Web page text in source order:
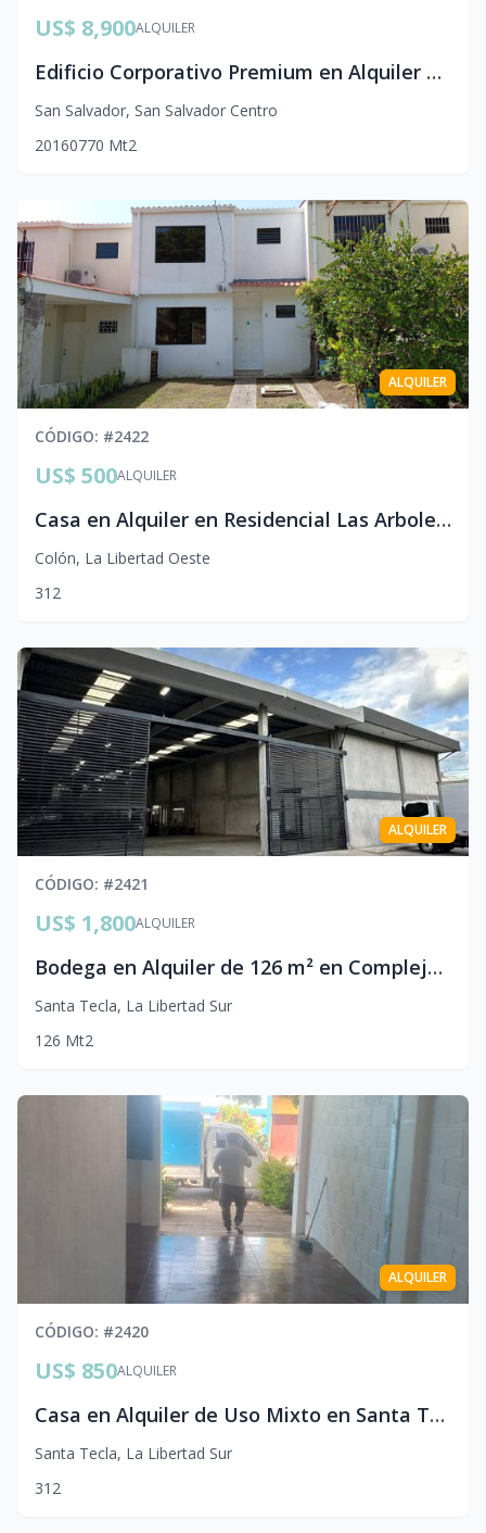
ALQUILER
US$ 8,900
Edificio Corporativo Premium en Alquiler | Colonia San Francisco, San Salvador
San Salvador, San Salvador Centro
20160770 Mt2
ALQUILER
CÓDIGO: #2422
ALQUILER
US$ 500
Casa en Alquiler en Residencial Las Arboledas | Clúster Los Cipreses, Colón
Colón, La Libertad Oeste
31 2
ALQUILER
CÓDIGO: #2421
ALQUILER
US$ 1,800
Bodega en Alquiler de 126 m² en Complejo Privado | Centro de Santa Tecla, La Libertad
Santa Tecla, La Libertad Sur
126 Mt2
ALQUILER
CÓDIGO: #2420
ALQUILER
US$ 850
Casa en Alquiler de Uso Mixto en Santa Tecla | Ideal para Oficina, Negocio o Vivienda | 3 Hab
Santa Tecla, La Libertad Sur
31 2